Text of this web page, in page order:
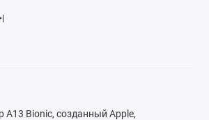
Bionic, созданный Apple,